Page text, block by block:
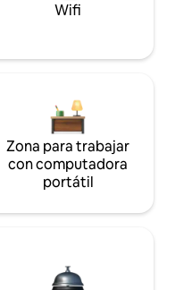
Wifi
Zona para trabajar
con computadora
portátil